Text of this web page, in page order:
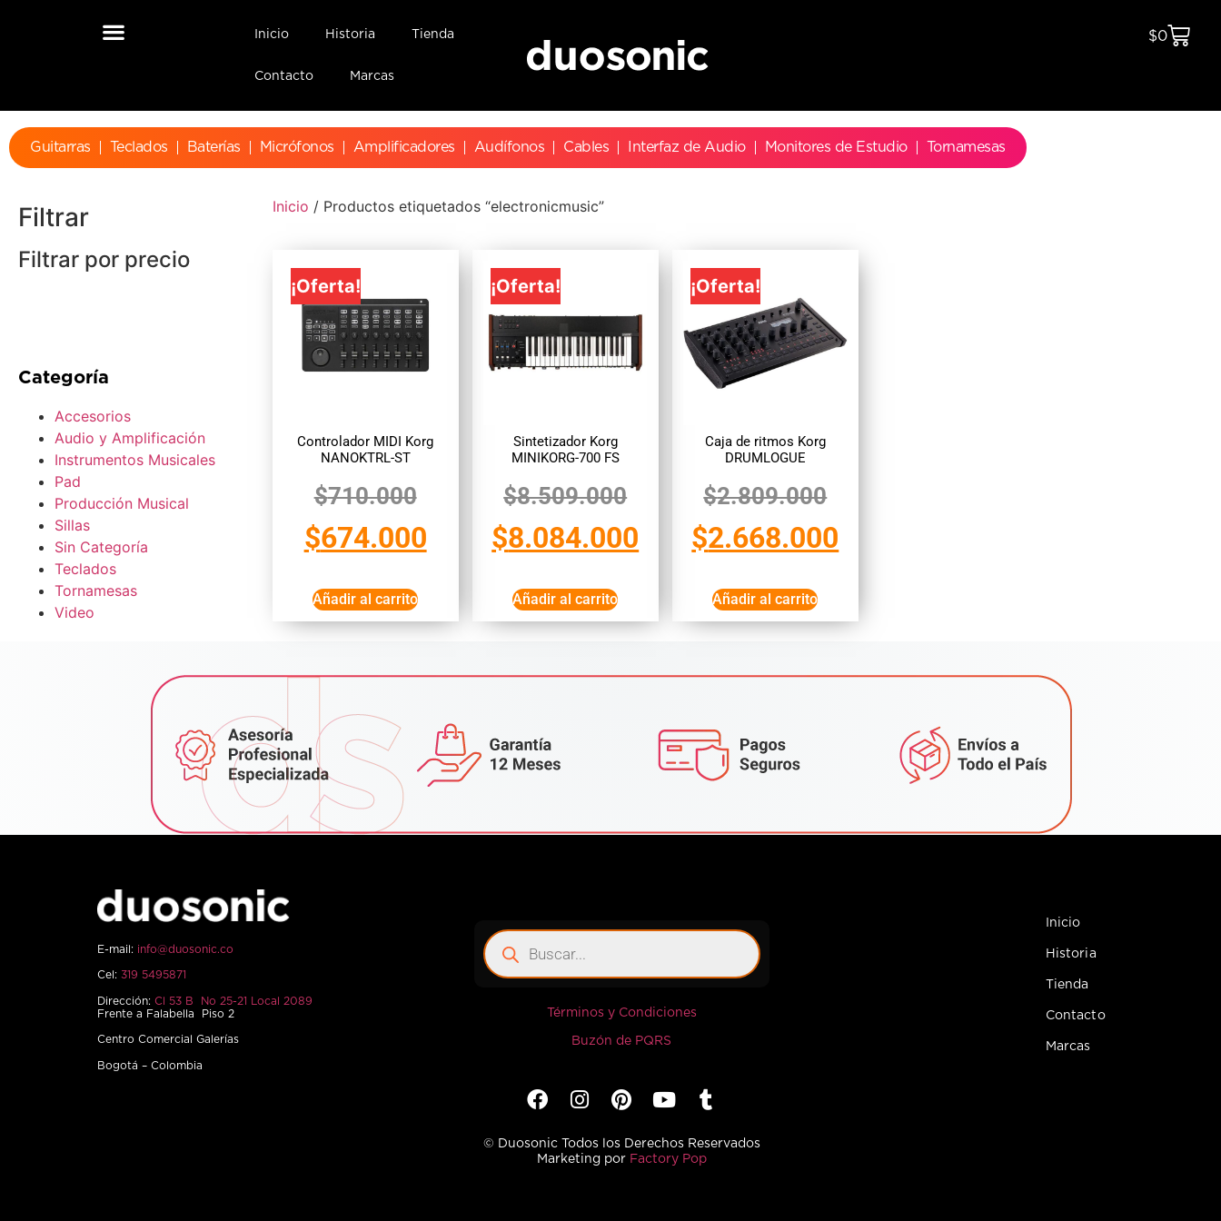
Inicio Historia Tienda
Contacto Marcas
$0
Guitarras Teclados Baterías Micrófonos Amplificadores Audífonos Cables Interfaz de Audio Monitores de Estudio Tornamesas
Filtrar
Filtrar por precio
Categoría
Accesorios
Audio y Amplificación
Instrumentos Musicales
Pad
Producción Musical
Sillas
Sin Categoría
Teclados
Tornamesas
Video
Inicio / Productos etiquetados “electronicmusic”
¡Oferta!
Controlador MIDI Korg
NANOKTRL-ST
$710.000
$674.000
Añadir al carrito
¡Oferta!
Sintetizador Korg
MINIKORG-700 FS
$8.509.000
$8.084.000
Añadir al carrito
¡Oferta!
Caja de ritmos Korg
DRUMLOGUE
$2.809.000
$2.668.000
Añadir al carrito
E-mail: info@duosonic.co
Cel: 319 5495871
Dirección: Cl 53 B No 25-21 Local 2089
Frente a Falabella Piso 2
Centro Comercial Galerías
Bogotá – Colombia
Términos y Condiciones
Buzón de PQRS
© Duosonic Todos los Derechos Reservados
Marketing por Factory Pop
Inicio
Historia
Tienda
Contacto
Marcas